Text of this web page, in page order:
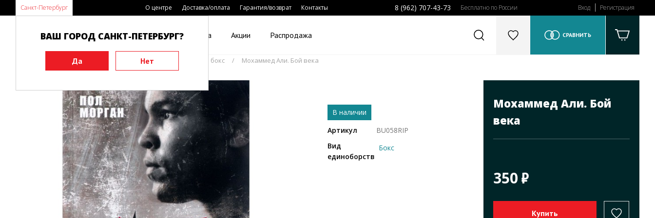
Санкт-Петербург О центре Доставка/оплата Гарантия/возврат Контакты 8 (962) 707-43-73 Бесплатно по России Вход Регистрация
Каталог Виды спорта Акции Распродажа СРАВНИТЬ
ВАШ ГОРОД САНКТ-ПЕТЕРБУРГ?
Книги Боевые искусства Бокс, тайский бокс Мохаммед Али. Бой века
В наличии
Артикул
BU058RIP
Вид
единоборств
Бокс
Мохаммед Али. Бой
века
350